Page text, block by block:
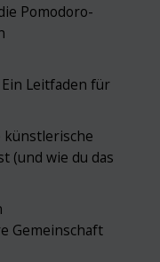
Pomodoro-
Leitfaden für
künstlerische
(und wie du das
Gemeinschaft